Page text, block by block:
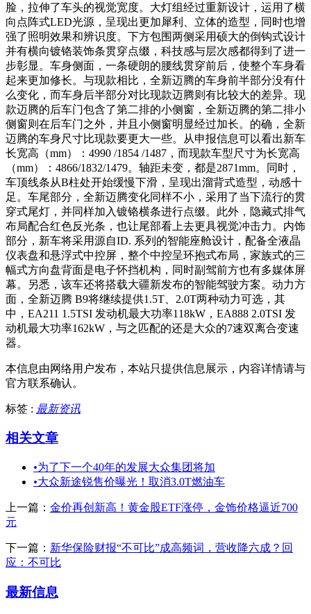
脸，拉伸了车头的视觉宽度。大灯组经过重新设计，运用了横
向点阵式LED光源，呈现出更加犀利、立体的造型，同时也增
强了照明效果和辨识度。下方包围两侧采用硕大的倒钩式设计
并有横向镀铬装饰条贯穿点缀，科技感与层次感都得到了进一
步彰显。车身侧面，一条硬朗的腰线贯穿前后，使整个车身看
起来更加修长。与现款相比，全新迈腾的车身前半部分没有什
么变化，而车身后半部分对比现款迈腾则有比较大的差异。现
款迈腾的后车门包含了第二排的小侧窗，全新迈腾的第二排小
侧窗则在后车门之外，并且小侧窗明显经过加长。的确，全新
迈腾的车身尺寸比现款要更大一些。从申报信息可以看出新车
长宽高（mm）：4990 /1854 /1487，而现款车型尺寸为长宽高
（mm）：4866/1832/1479。轴距未变，都是2871mm。同时，
车顶线条从B柱处开始缓慢下滑，呈现出溜背式造型，动感十
足。车尾部分，全新迈腾变化同样不小，采用了当下流行的贯
穿式尾灯，并同样加入镀铬横条进行点缀。此外，隐藏式排气
布局配合红色反光条，也让尾部看上去更具视觉冲击力。内饰
部分，新车将采用源自ID. 系列的智能座舱设计，配备全液晶
仪表盘和悬浮式中控屏，整个中控呈环抱式布局，家族式的三
幅式方向盘背面是电子怀挡机构，同时副驾前方也有多媒体屏
幕。另悉，该车还将搭载大疆新发布的智能驾驶方案。动力方
面，全新迈腾 B9将继续提供1.5T、2.0T两种动力可选，其
中，EA211 1.5TSI 发动机最大功率118kW，EA888 2.0TSI 发
动机最大功率162kW，与之匹配的还是大众的7速双离合变速
器。
本信息由网络用户发布， 本站只提供信息展示，内容详情请与
官方联系确认。
标签 : 最新资讯
相关文章
•为了下一个40年的发展大众集团将加
•大众新途锐售价曝光！取消3.0T燃油车
上一篇： 金价再创新高！黄金股ETF涨停，金饰价格逼近700
元
下一篇： 新华保险财报“不可比”成高频词，营收降六成？回
应：不可比
最新信息